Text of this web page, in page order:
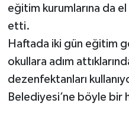
eğitim kurumlarına da
etti.
Haftada iki gün eğitim
okullara adım
dezenfektanları
Belediyesi’ne böyle